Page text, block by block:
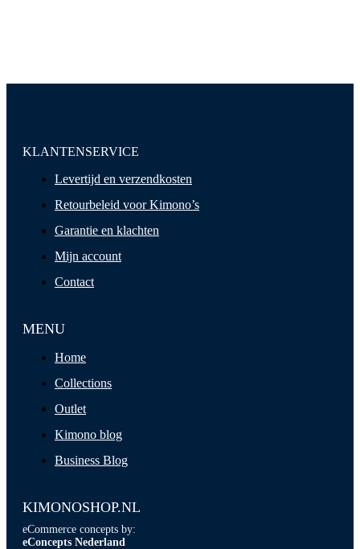
KLANTENSERVICE
Levertijd en verzendkosten
Retourbeleid voor Kimono’s
Garantie en klachten
Mijn account
Contact
MENU
Home
Collections
Outlet
Kimono blog
Business Blog
KIMONOSHOP.NL
eCommerce concepts by:
eConcepts Nederland